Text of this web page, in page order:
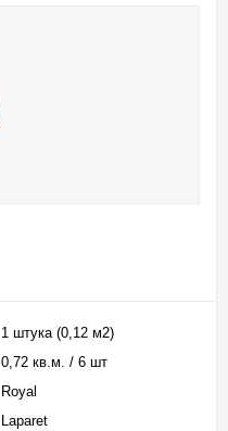
1 штука (0,12 м2)
0,72 кв.м. / 6 шт
Royal
Laparet